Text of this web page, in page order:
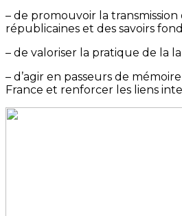
– de promouvoir la transmission
républicaines et des savoirs
– de valoriser la pratique de la
– d’agir en passeurs de
France et renforcer les liens